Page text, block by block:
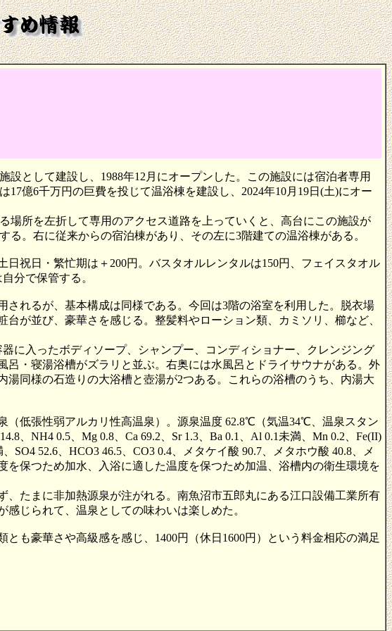
として建設し、1988年12月にオープンした。この施設には宿泊者専用
億6千万円の巨費を投じて温浴棟を建設し、2024年10月19日(土)にオー
場所を左折して専用のアクセス道路を上っていくと、高台にこの施設が
。右に従来からの宿泊棟があり、その左に3階建ての温浴棟がある。
祝日・繁忙期は＋200円。バスタオルレンタルは150円、フェイスタオル
分で保管する。
れるが、基本構成は同様である。今回は3階の浴室を利用した。脱衣場
が並び、豪華さを感じる。整髪料やローション類、カミソリ、櫛など、
に入ったボディソープ、シャンプー、コンディショナー、クレンジング
・寝湯浴槽がズラリと並ぶ。右奥には水風呂とドライサウナがある。外
同様の石造りの大浴槽と壺湯が2つある。これらの浴槽のうち、内湯大
（低張性弱アルカリ性高温泉）。源泉温度 62.8℃（気温34℃、温泉スタン
、NH4 0.5、Mg 0.8、Ca 69.2、Sr 1.3、Ba 0.1、Al 0.1未満、Mn 0.2、Fe(II)
SO4 52.6、HCO3 46.5、CO3 0.4、メタケイ酸 90.7、メタホウ酸 40.8、メ
を保つため加水、入浴に適した温度を保つため加温、浴槽内の衛生環境を
たまに非加熱源泉が注がれる。南魚沼市五郎丸にある江口設備工業所有
じられて、温泉としての味わいは楽しめた。
も豪華さや高級感を感じ、1400円（休日1600円）という料金相応の満足